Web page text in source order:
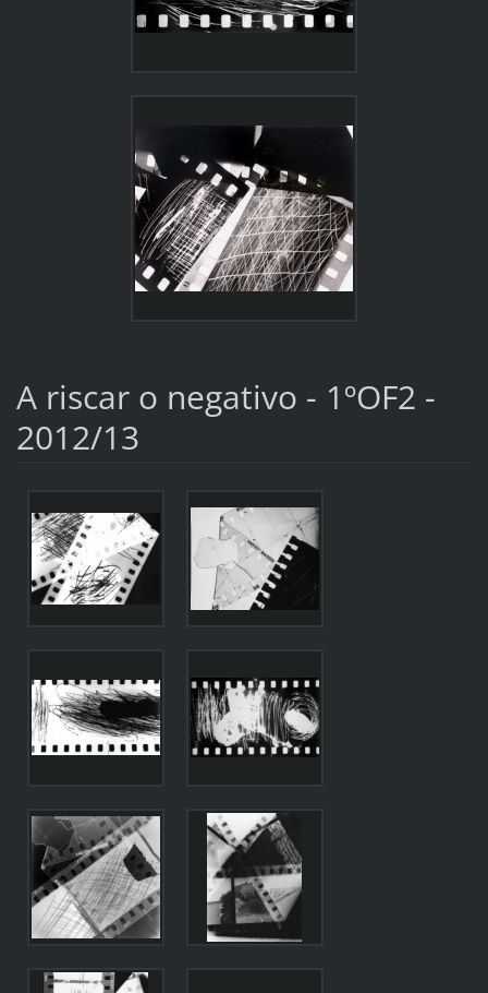
A riscar o negativo - 1ºOF2 -
2012/13